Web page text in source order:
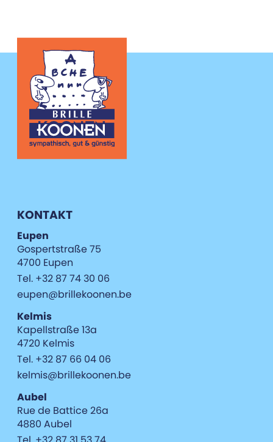
KONTAKT
Eupen
Gospertstraße 75
4700 Eupen
Tel. +32 87 74 30 06
eupen@brillekoonen.be
Kelmis
Kapellstraße 13a
4720 Kelmis
Tel. +32 87 66 04 06
kelmis@brillekoonen.be
Aubel
Rue de Battice 26a
4880 Aubel